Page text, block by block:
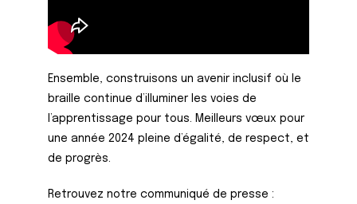
Ensemble, construisons un avenir inclusif où le
braille continue d’illuminer les voies de
l’apprentissage pour tous. Meilleurs vœux pour
une année 2024 pleine d’égalité, de respect, et
de progrès.
Retrouvez notre communiqué de presse :